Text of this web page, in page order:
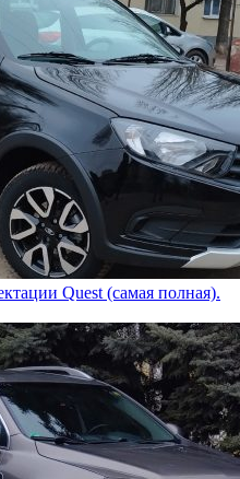
Quest (самая полная).